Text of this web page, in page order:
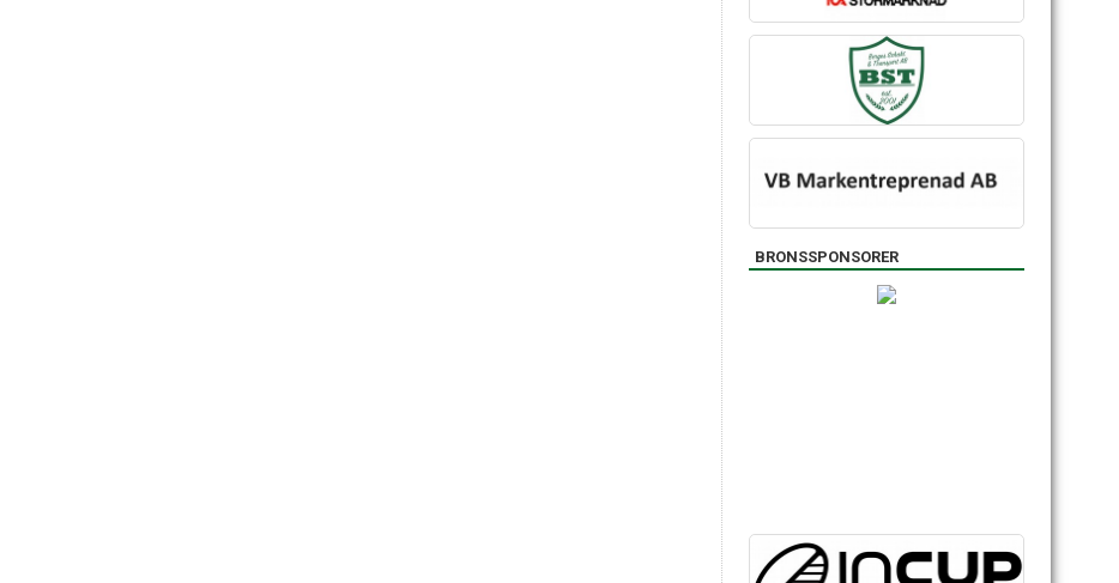
BRONSSPONSORER